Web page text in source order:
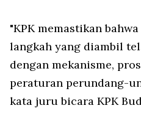
"KPK memastikan
langkah yang diambil
dengan mekanisme,
peraturan perundang-
kata juru bicara KPK